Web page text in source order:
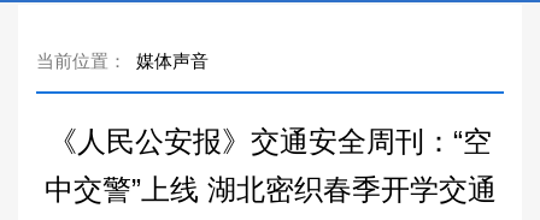
当前位置： 媒体声音
《人民公安报》交通安全周刊：“空
中交警”上线 湖北密织春季开学交通